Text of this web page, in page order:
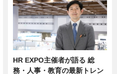
HR EXPO主催者が語る 総
務・人事・教育の最新トレン